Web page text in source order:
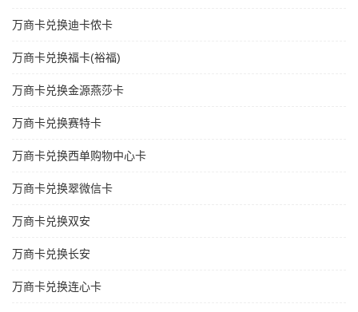
万商卡兑换迪卡侬卡
万商卡兑换福卡(裕福)
万商卡兑换金源燕莎卡
万商卡兑换赛特卡
万商卡兑换西单购物中心卡
万商卡兑换翠微信卡
万商卡兑换双安
万商卡兑换长安
万商卡兑换连心卡